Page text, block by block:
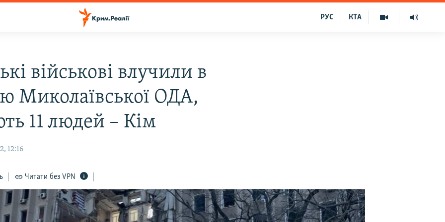
КТА
РУС
військові влучили в
Миколаївської ОДА,
11 людей – Кім
12:16
Читати без VPN